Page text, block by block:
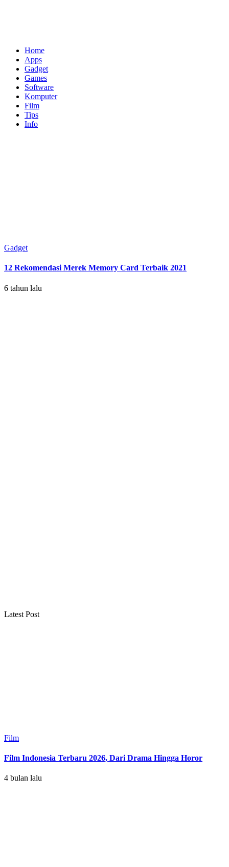
Home
Apps
Gadget
Games
Software
Komputer
Film
Tips
Info
Gadget
12 Rekomendasi Merek Memory Card Terbaik 2021
6 tahun lalu
Latest Post
Film
Film Indonesia Terbaru 2026, Dari Drama Hingga Horor
4 bulan lalu